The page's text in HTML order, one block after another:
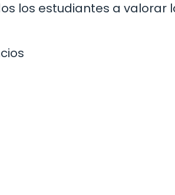
los estudiantes a valorar